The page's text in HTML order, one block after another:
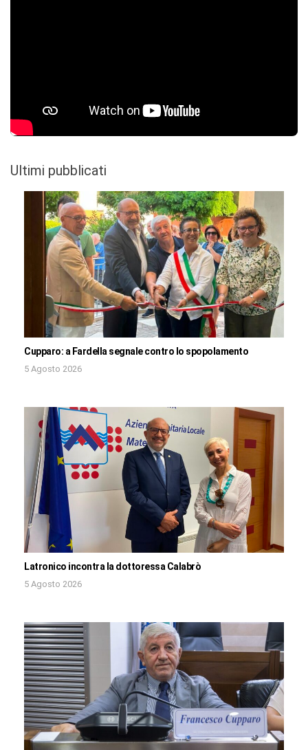
Ultimi pubblicati
Cupparo: a Fardella segnale contro lo spopolamento
5 Agosto 2026
Latronico incontra la dottoressa Calabrò
5 Agosto 2026